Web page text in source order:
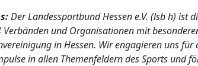
Der Landessportbund Hessen e.V. (lsb h) ist
Verbänden und Organisationen mit
in Hessen. Wir engagieren uns
in allen Themenfeldern des Sports und